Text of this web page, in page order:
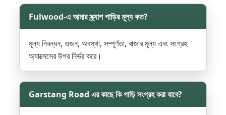
Fulwood-এ আমার স্ক্র্যাপ গাড়ির মূল্য কত?
মূল্য নিবন্ধন, ওজন, অবস্থা, সম্পূর্ণতা, বাজার মূল্য এবং সংগ্রহ
অ্যাক্সেসের উপর নির্ভর করে।
Garstang Road এর কাছে কি গাড়ি সংগ্রহ করা যাবে?